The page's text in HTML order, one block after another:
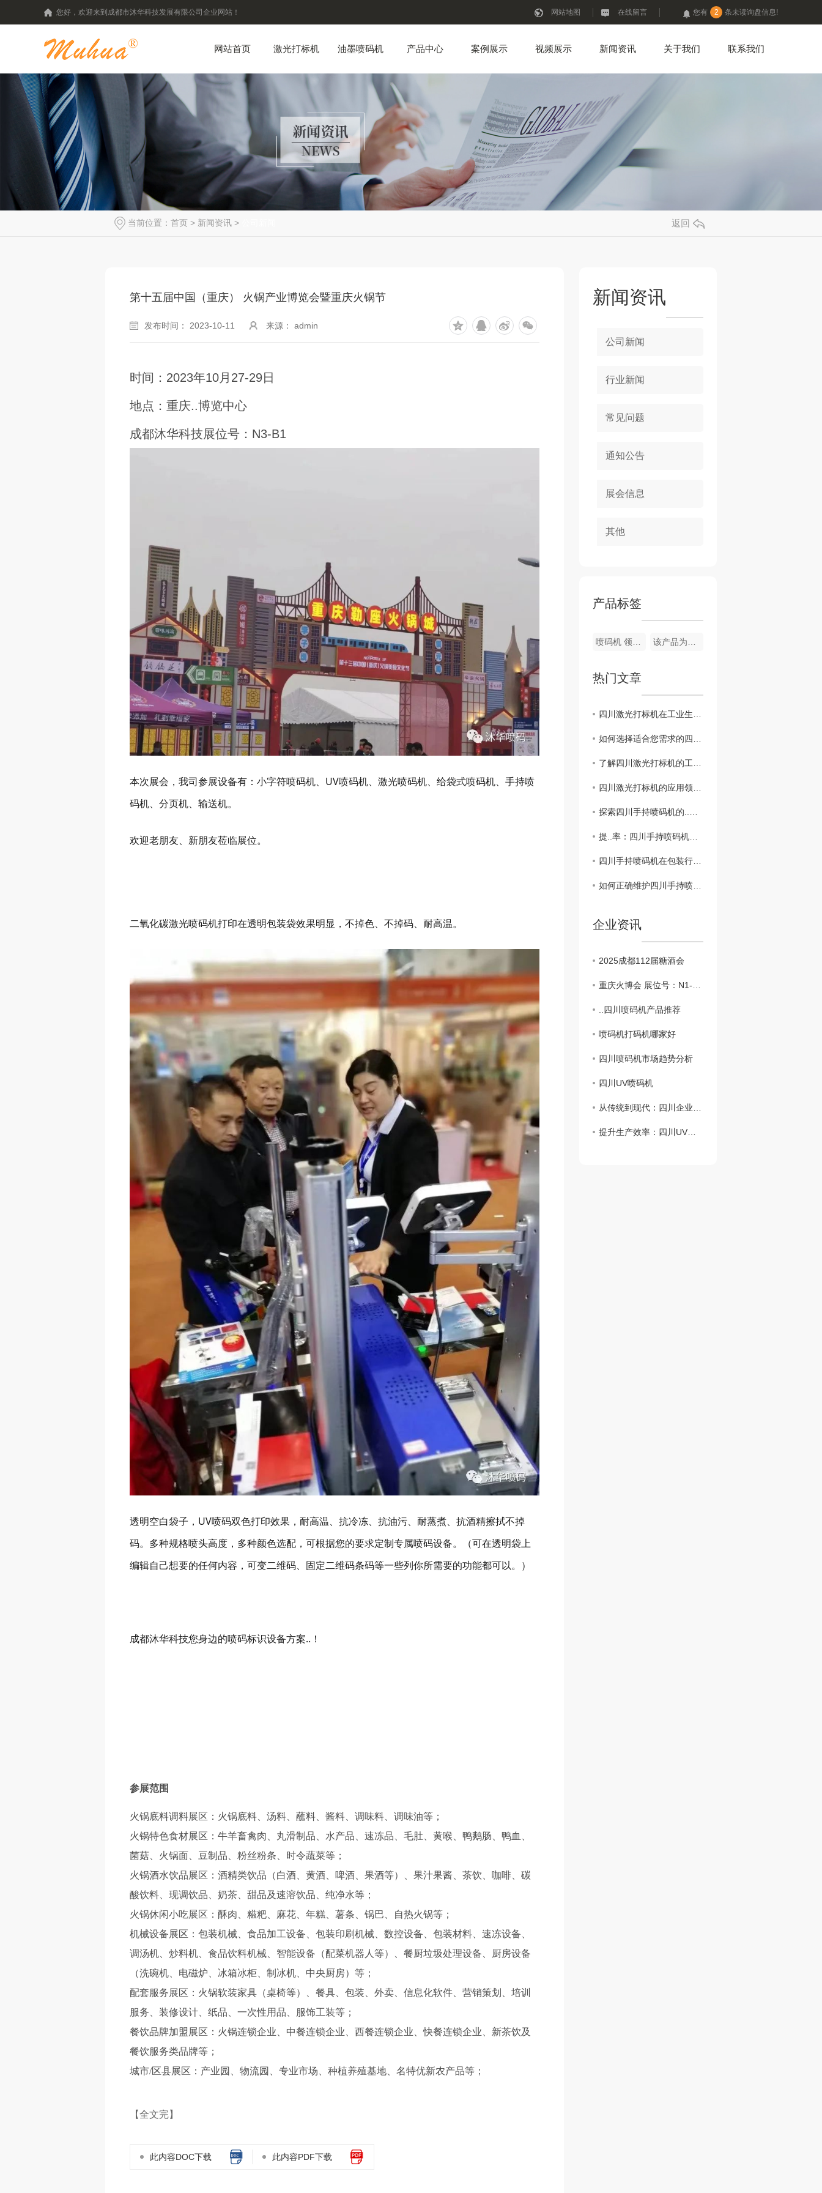
您好，欢迎来到成都市沐华科技发展有限公司企业网站！ 网站地图 在线留言 您有 2 条未读询盘信息!
网站首页 激光打标机 油墨喷码机 产品中心 案例展示 视频展示 新闻资讯 关于我们 联系我们
当前位置： 首页 > 新闻资讯 > 返回
第十五届中国（重庆） 火锅产业博览会暨重庆火锅节
发布时间： 2023-10-11 来源： admin
时间：2023年10月27-29日
地点：重庆..博览中心
成都沐华科技展位号：N3-B1
本次展会，我司参展设备有：小字符喷码机、UV喷码机、激光喷码机、给袋式喷码机、手持喷
码机、分页机、输送机。
欢迎老朋友、新朋友莅临展位。
二氧化碳激光喷码机打印在透明包装袋效果明显，不掉色、不掉码、耐高温。
透明空白袋子，UV喷码双色打印效果，耐高温、抗冷冻、抗油污、耐蒸煮、抗酒精擦拭不掉
码。多种规格喷头高度，多种颜色选配，可根据您的要求定制专属喷码设备。（可在透明袋上
编辑自己想要的任何内容，可变二维码、固定二维码条码等一些列你所需要的功能都可以。）
成都沐华科技您身边的喷码标识设备方案..！
参展范围
火锅底料调料展区：火锅底料、汤料、蘸料、酱料、调味料、调味油等；
火锅特色食材展区：牛羊畜禽肉、丸滑制品、水产品、速冻品、毛肚、黄喉、鸭鹅肠、鸭血、
菌菇、火锅面、豆制品、粉丝粉条、时令蔬菜等；
火锅酒水饮品展区：酒精类饮品（白酒、黄酒、啤酒、果酒等）、果汁果酱、茶饮、咖啡、碳
酸饮料、现调饮品、奶茶、甜品及速溶饮品、纯净水等；
火锅休闲小吃展区：酥肉、糍粑、麻花、年糕、薯条、锅巴、自热火锅等；
机械设备展区：包装机械、食品加工设备、包装印刷机械、数控设备、包装材料、速冻设备、
调汤机、炒料机、食品饮料机械、智能设备（配菜机器人等）、餐厨垃圾处理设备、厨房设备
（洗碗机、电磁炉、冰箱冰柜、制冰机、中央厨房）等；
配套服务展区：火锅软装家具（桌椅等）、餐具、包装、外卖、信息化软件、营销策划、培训
服务、装修设计、纸品、一次性用品、服饰工装等；
餐饮品牌加盟展区：火锅连锁企业、中餐连锁企业、西餐连锁企业、快餐连锁企业、新茶饮及
餐饮服务类品牌等；
城市/区县展区：产业园、物流园、专业市场、种植养殖基地、名特优新农产品等；
【全文完】
此内容DOC下载 此内容PDF下载
新闻资讯
公司新闻
行业新闻
常见问题
通知公告
展会信息
其他
产品标签
喷码机 领达LT-800 该产品为定制型设备
热门文章
四川激光打标机在工业生产中的重要性和作用
如何选择适合您需求的四川激光打标机
了解四川激光打标机的工作原理和技术特点
四川激光打标机的应用领域及发展趋势
探索四川手持喷码机的..技术发展
提..率：四川手持喷码机的操作技巧
四川手持喷码机在包装行业的应用探讨
如何正确维护四川手持喷码机
企业资讯
2025成都112届糖酒会
重庆火博会 展位号：N1-T43 开展时间：10月25日-27日
..四川喷码机产品推荐
喷码机打码机哪家好
四川喷码机市场趋势分析
四川UV喷码机
从传统到现代：四川企业如何应用UV喷码机提升品牌价值
提升生产效率：四川UV喷码机操作技巧大揭秘